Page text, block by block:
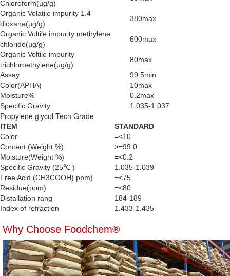
Chloroform(µg/g)
Organic Volatile impurity 1.4
dioxane(µg/g)
380max
Organic Voltile impurity methylene
chloride(µg/g)
600max
Organic Voltile impurity
trichloroethylene(µg/g)
80max
Assay
99.5min
Color(APHA)
10max
Moisture%
0.2max
Specific Gravity
1.035-1.037
Propylene glycol Tech Grade
ITEM
STANDARD
Color
=<10
Content (Weight %)
>=99.0
Moisture(Weight %)
=<0.2
Specific Gravity (25℃ )
1.035-1.039
Free Acid (CH3COOH) ppm)
=<75
Residue(ppm)
=<80
Distallation rang
184-189
Index of refraction
1.433-1.435
Why Choose Foodchem®